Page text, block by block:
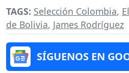
TAGS: Selección Colombia,
de Bolivia, James Rodríguez
SÍGUENOS EN